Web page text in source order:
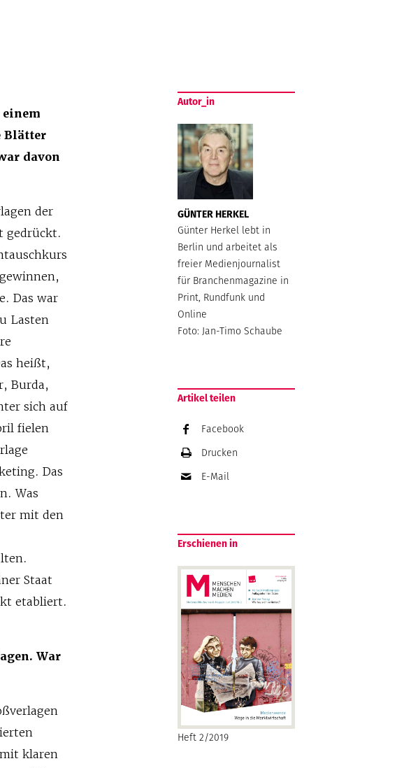
Blätter
davon
der
gedrückt.
Das war
Lasten
heißt,
Burda,
sich auf
fielen
Das
Was
mit den
Staat
etabliert.
War
klaren
Autor_in
GÜNTER HERKEL
Günter Herkel lebt in
Berlin und arbeitet als
freier Medienjournalist
für Branchenmagazine in
Print, Rundfunk und
Online
Foto: Jan-Timo Schaube
Artikel teilen
Facebook
Drucken
E-Mail
Erschienen in
Heft 2/2019